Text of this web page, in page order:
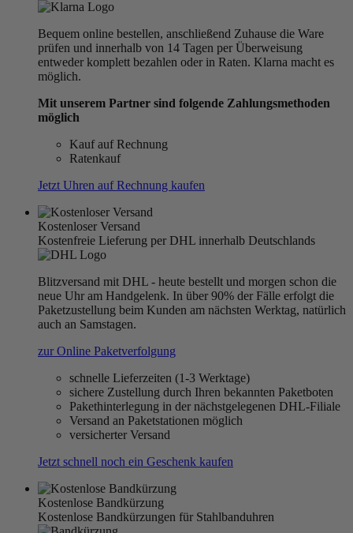
Bequem online bestellen, anschließend Zuhause die Ware
prüfen und innerhalb von 14 Tagen per Überweisung
entweder komplett bezahlen oder in Raten. Klarna macht es
möglich.
Mit unserem Partner sind folgende Zahlungsmethoden
möglich
Kauf auf Rechnung
Ratenkauf
Jetzt Uhren auf Rechnung kaufen
Kostenloser Versand
Kostenfreie Lieferung per DHL innerhalb Deutschlands
Blitzversand mit DHL - heute bestellt und morgen schon die
neue Uhr am Handgelenk. In über 90% der Fälle erfolgt die
Paketzustellung beim Kunden am nächsten Werktag, natürlich
auch an Samstagen.
zur Online Paketverfolgung
schnelle Lieferzeiten (1-3 Werktage)
sichere Zustellung durch Ihren bekannten Paketboten
Pakethinterlegung in der nächstgelegenen DHL-Filiale
Versand an Paketstationen möglich
versicherter Versand
Jetzt schnell noch ein Geschenk kaufen
Kostenlose Bandkürzung
Kostenlose Bandkürzungen für Stahlbanduhren